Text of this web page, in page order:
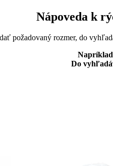
Nápoveda k
požadovaný rozmer, do
Do